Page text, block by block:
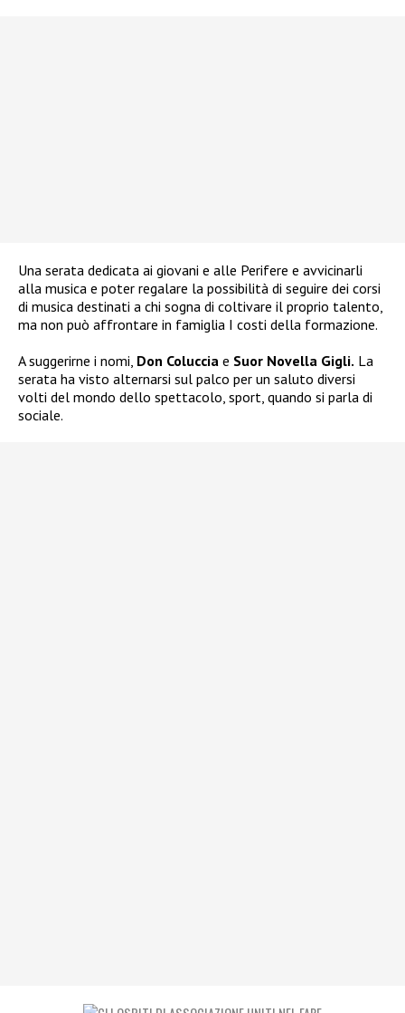
Una serata dedicata ai giovani e alle Perifere e avvicinarli
alla musica e poter regalare la possibilità di seguire dei corsi
di musica destinati a chi sogna di coltivare il proprio talento,
ma non può affrontare in famiglia I costi della formazione.
A suggerirne i nomi, Don Coluccia e Suor Novella Gigli. La
serata ha visto alternarsi sul palco per un saluto diversi
volti del mondo dello spettacolo, sport, quando si parla di
sociale.